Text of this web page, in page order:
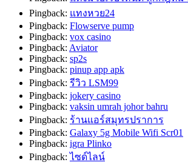
Pingback: แทงหวย24
Pingback: Flowserve pump
Pingback: vox casino
Pingback: Aviator
Pingback: sp2s
Pingback: pinup app apk
Pingback: รีวิว LSM99
Pingback: jokery casino
Pingback: vaksin umrah johor bahru
Pingback: ร้านแอร์สมุทรปราการ
Pingback: Galaxy 5g Mobile Wifi Scr01
Pingback: igra Plinko
Pingback:ไซด์ไลน์